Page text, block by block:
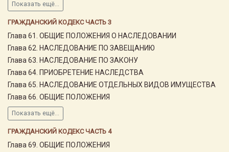
Показать ещё...
ГРАЖДАНСКИЙ КОДЕКС ЧАСТЬ 3
Глава 61. ОБЩИЕ ПОЛОЖЕНИЯ О НАСЛЕДОВАНИИ
Глава 62. НАСЛЕДОВАНИЕ ПО ЗАВЕЩАНИЮ
Глава 63. НАСЛЕДОВАНИЕ ПО ЗАКОНУ
Глава 64. ПРИОБРЕТЕНИЕ НАСЛЕДСТВА
Глава 65. НАСЛЕДОВАНИЕ ОТДЕЛЬНЫХ ВИДОВ ИМУЩЕСТВА
Глава 66. ОБЩИЕ ПОЛОЖЕНИЯ
Показать ещё...
ГРАЖДАНСКИЙ КОДЕКС ЧАСТЬ 4
Глава 69. ОБЩИЕ ПОЛОЖЕНИЯ